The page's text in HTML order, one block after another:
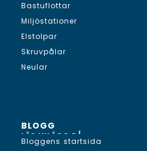
Bastuflottar
Miljöstationer
Elstolpar
Skruvpålar
Neular
BLOGG
LÄS INLÄGG PÅ...
Bloggens startsida